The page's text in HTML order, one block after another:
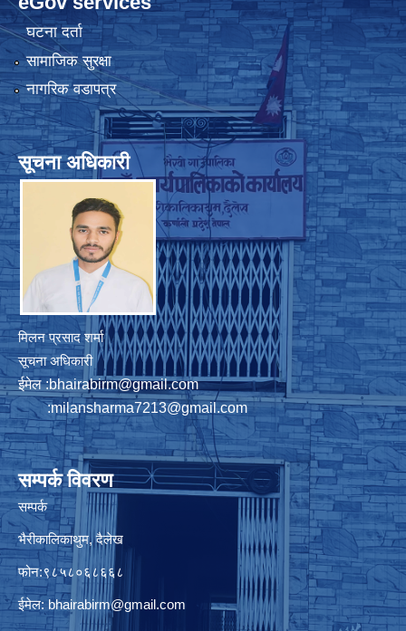
घटना दर्ता
सामाजिक सुरक्षा
नागरिक वडापत्र
सूचना अधिकारी
मिलन प्रसाद शर्मा
सूचना अधिकारी
ईमेल :bhairabirm@gmail.com
:milansharma7213@gmail.com
सम्पर्क विवरण
सम्पर्क
भैरीकालिकाथुम, दैलेख
फोन:९८५८०६८६६८
ईमेल: bhairabirm@gmail.com